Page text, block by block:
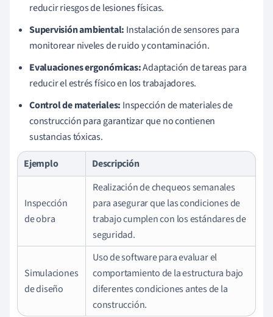
reducir riesgos de lesiones físicas.
Supervisión ambiental: Instalación de sensores para
monitorear niveles de ruido y contaminación.
Evaluaciones ergonómicas:Adaptación de tareas para
reducir el estrés físico en los trabajadores.
Control de materiales: Inspección de materiales de
construcción para garantizar que no contienen
sustancias tóxicas.
Ejemplo
Descripción
Inspección
de obra
Realización de chequeos semanales
para asegurar que las condiciones de
trabajo cumplen con los estándares de
seguridad.
Simulaciones
de diseño
Uso de software para evaluar el
comportamiento de la estructura bajo
diferentes condiciones antes de la
construcción.